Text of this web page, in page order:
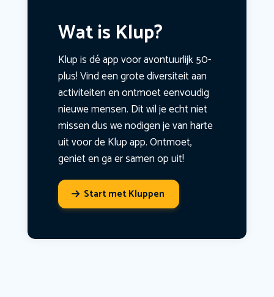
Wat is Klup?
Klup is dé app voor avontuurlijk 50-
plus! Vind een grote diversiteit aan
activiteiten en ontmoet eenvoudig
nieuwe mensen. Dit wil je echt niet
missen dus we nodigen je van harte
uit voor de Klup app. Ontmoet,
geniet en ga er samen op uit!
Start met Kluppen